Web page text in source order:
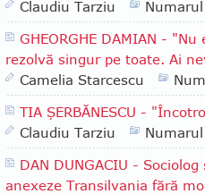
Claudiu Tarziu
GHEORGHE DAMIAN -
rezolvă singur pe toate. Ai
Camelia Starcescu
TIA ŞERBĂNESCU -
Claudiu Tarziu
DAN DUNGACIU -
anexeze Transilvania fără